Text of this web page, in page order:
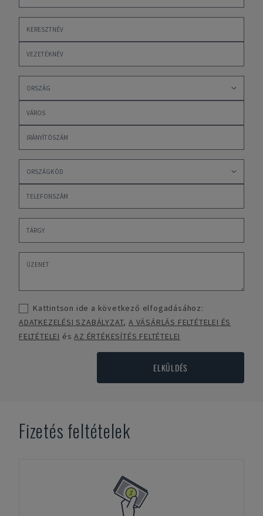
Kattintson ide a következő elfogadásához:
ADATKEZELÉSI SZABÁLYZAT,A VÁSÁRLÁS FELTÉTELEI ÉS
FELTÉTELEI ésAZ ÉRTÉKESÍTÉS FELTÉTELEI
ELKÜLDÉS
Fizetés feltételek